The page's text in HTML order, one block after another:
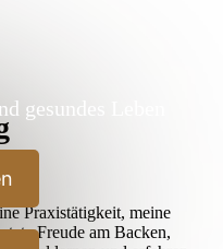
gesundes Leben
Praxistätigkeit, meine
Freude am Backen,